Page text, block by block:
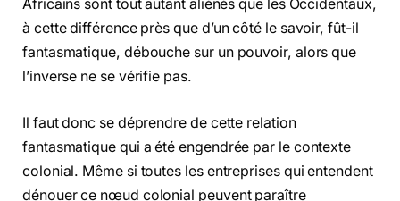
Africains sont tout autant aliénés que les Occidentaux,
à cette différence près que d’un côté le savoir, fût-il
fantasmatique, débouche sur un pouvoir, alors que
l’inverse ne se vérifie pas.
Il faut donc se déprendre de cette relation
fantasmatique qui a été engendrée par le contexte
colonial. Même si toutes les entreprises qui entendent
dénouer ce nœud colonial peuvent paraître